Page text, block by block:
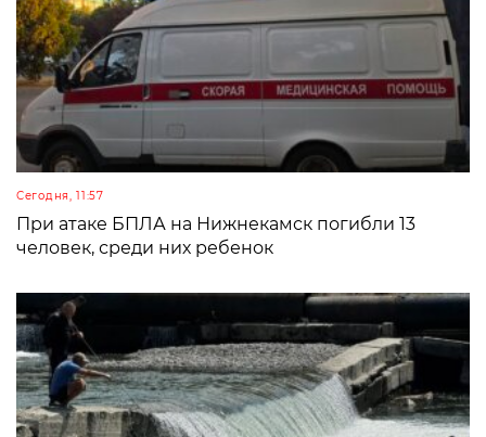
Сегодня, 11:57
При атаке БПЛА на Нижнекамск погибли 13
человек, среди них ребенок